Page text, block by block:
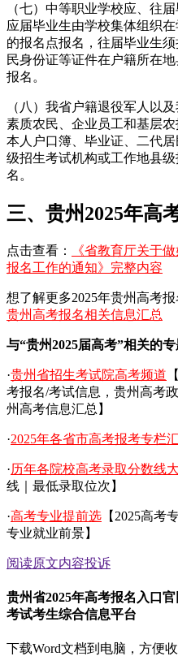
（七）中等职业学校应、往
应届毕业生由学校集体组织
的报名点报名，往届毕业生
民身份证等证件在户籍所在
报名。
（八）我省户籍退役军人以
素质农民、企业员工和基层
本人户口簿、毕业证、二代
级招生考试机构或工作地县
名。
三、贵州2025年高
点击查看：
《省教育厅关于
报名工作的通知》完整内容
想了解更多2025年贵州高考
贵州高考报名相关信息汇总
与“贵州2025届高考”相关的专
·贵州省招生考试院高考频道
考报名/考试信息，贵州高考
州高考信息汇总】
·2025年各省市高考报考专栏
·历年各院校高考录取分数线
线｜最低录取位次】
·高考专业提前选 【2025高考
专业就业前景】
阅读原文内容投诉
贵州省2025年高考报名入口
考试考生综合信息平台
下载Word文档到电脑，方便